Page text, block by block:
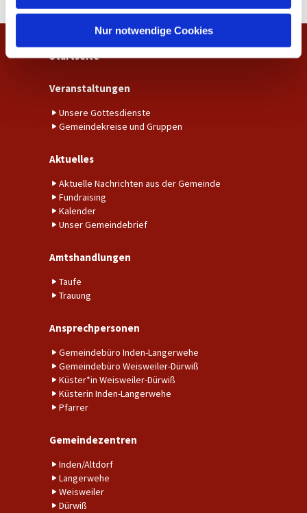
Nur notwendige Cookies
Startseite
Veranstaltungen
Unsere Gottesdienste
Gemeindekreise und Gruppen
Aktuelles
Aktuelle Nachrichten aus der Gemeinde
Fundraising
Kalender
Unser Gemeindebrief
Amtshandlungen
Taufe
Trauung
Ansprechpersonen
Gemeindebüro Inden-Langerwehe
Gemeindebüro Weisweiler-Dürwiß
Küster*in Weisweiler-Dürwiß
Küsterin Inden-Langerwehe
Pfarrer
Gemeindezentren
Inden/Altdorf
Langerwehe
Weisweiler
Dürwiß